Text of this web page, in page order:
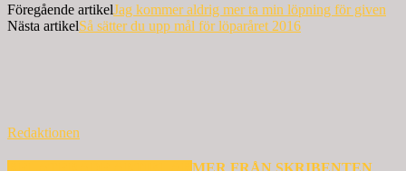
Föregående artikelJag kommer aldrig mer ta min löpning för given
Nästa artikelSå sätter du upp mål för löparåret 2016
Redaktionen
MER FRÅN SKRIBENTEN